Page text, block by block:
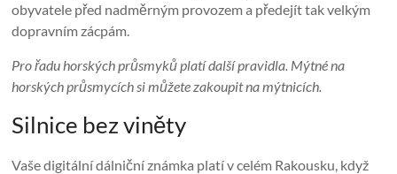
obyvatele před nadměrným provozem a předejít tak velkým
dopravním zácpám.
Pro řadu horských průsmyků platí další pravidla. Mýtné na
horských průsmycích si můžete zakoupit na mýtnicích.
Silnice bez viněty
Vaše digitální dálniční známka platí v celém Rakousku, když